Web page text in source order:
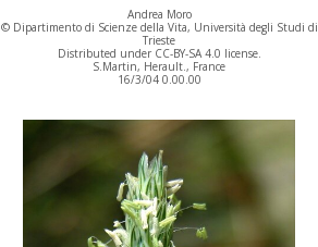
Andrea Moro
© Dipartimento di Scienze della Vita, Università degli Studi di
Trieste
Distributed under CC-BY-SA 4.0 license.
S.Martin, Herault., France
16/3/04 0.00.00